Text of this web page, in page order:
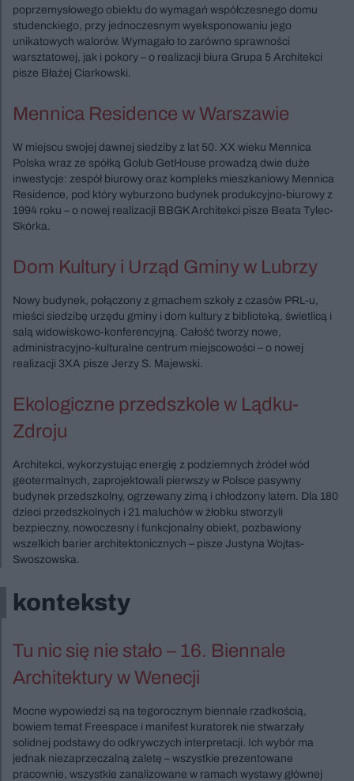
poprzemysłowego obiektu do wymagań współczesnego domu
studenckiego, przy jednoczesnym wyeksponowaniu jego
unikatowych walorów. Wymagało to zarówno sprawności
warsztatowej, jak i pokory – o realizacji biura Grupa 5 Architekci
pisze Błażej Ciarkowski.
Mennica Residence w Warszawie
W miejscu swojej dawnej siedziby z lat 50. XX wieku Mennica
Polska wraz ze spółką Golub GetHouse prowadzą dwie duże
inwestycje: zespół biurowy oraz kompleks mieszkaniowy Mennica
Residence, pod który wyburzono budynek produkcyjno-biurowy z
1994 roku – o nowej realizacji BBGK Architekci pisze Beata Tylec-
Skórka.
Dom Kultury i Urząd Gminy w Lubrzy
Nowy budynek, połączony z gmachem szkoły z czasów PRL-u,
mieści siedzibę urzędu gminy i dom kultury z biblioteką, świetlicą i
salą widowiskowo-konferencyjną. Całość tworzy nowe,
administracyjno-kulturalne centrum miejscowości – o nowej
realizacji 3XA pisze Jerzy S. Majewski.
Ekologiczne przedszkole w Lądku-
Zdroju
Architekci, wykorzystując energię z podziemnych źródeł wód
geotermalnych, zaprojektowali pierwszy w Polsce pasywny
budynek przedszkolny, ogrzewany zimą i chłodzony latem. Dla 180
dzieci przedszkolnych i 21 maluchów w żłobku stworzyli
bezpieczny, nowoczesny i funkcjonalny obiekt, pozbawiony
wszelkich barier architektonicznych – pisze Justyna Wojtas-
Swoszowska.
konteksty
Tu nic się nie stało – 16. Biennale
Architektury w Wenecji
Mocne wypowiedzi są na tegorocznym biennale rzadkością,
bowiem temat Freespace i manifest kuratorek nie stwarzały
solidnej podstawy do odkrywczych interpretacji. Ich wybór ma
jednak niezaprzeczalną zaletę – wszystkie prezentowane
pracownie, wszystkie zanalizowane w ramach wystawy głównej